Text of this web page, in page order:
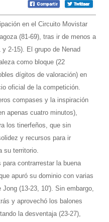
en el Circuito Movistar
(81-69), tras ir de menos a
2-15). El grupo de Nenad
como bloque (22
dígitos de valoración) en
oficial de la competición.
compases y la inspiración
apenas cuatro minutos),
los tinerfeños, que sin
y recursos para ir
su territorio.
contrarrestar la buena
apuró su dominio con varias
(13-23, 10'). Sin embargo,
y aprovechó los balones
la desventaja (23-27),